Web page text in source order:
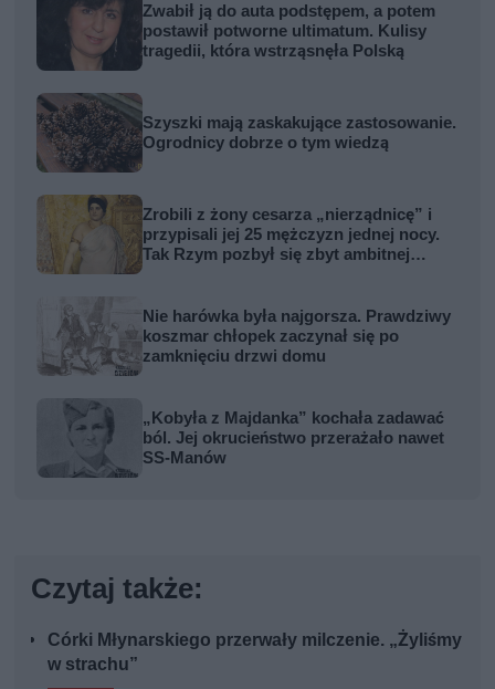
Zwabił ją do auta podstępem, a potem
postawił potworne ultimatum. Kulisy
tragedii, która wstrząsnęła Polską
Szyszki mają zaskakujące zastosowanie.
Ogrodnicy dobrze o tym wiedzą
Zrobili z żony cesarza „nierządnicę” i
przypisali jej 25 mężczyzn jednej nocy.
Tak Rzym pozbył się zbyt ambitnej
Nie harówka była najgorsza. Prawdziwy
koszmar chłopek zaczynał się po
zamknięciu drzwi domu
„Kobyła z Majdanka” kochała zadawać
ból. Jej okrucieństwo przerażało nawet
SS-Manów
Czytaj także:
Córki Młynarskiego przerwały milczenie. „Żyliśmy
w strachu”